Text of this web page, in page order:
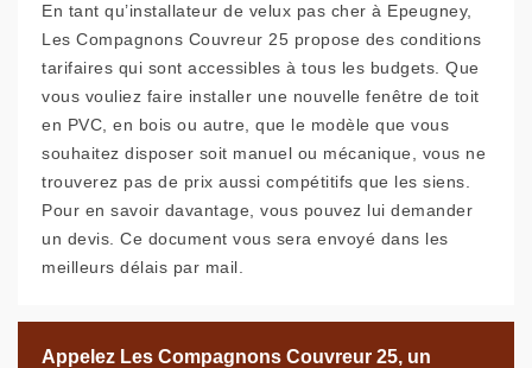
En tant qu’installateur de velux pas cher à Epeugney,
Les Compagnons Couvreur 25 propose des conditions
tarifaires qui sont accessibles à tous les budgets. Que
vous vouliez faire installer une nouvelle fenêtre de toit
en PVC, en bois ou autre, que le modèle que vous
souhaitez disposer soit manuel ou mécanique, vous ne
trouverez pas de prix aussi compétitifs que les siens.
Pour en savoir davantage, vous pouvez lui demander
un devis. Ce document vous sera envoyé dans les
meilleurs délais par mail.
Appelez Les Compagnons Couvreur 25, un